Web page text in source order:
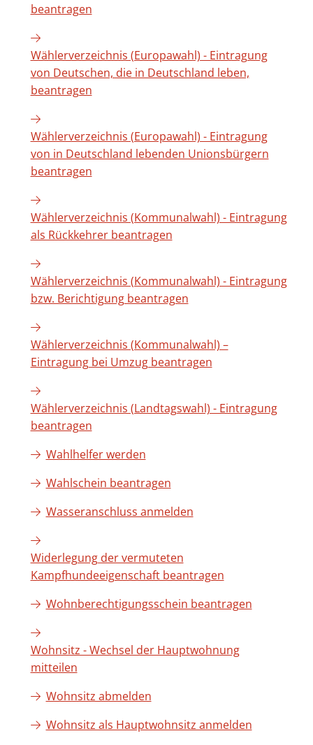
beantragen
Wählerverzeichnis (Europawahl) - Eintragung
von Deutschen, die in Deutschland leben,
beantragen
Wählerverzeichnis (Europawahl) - Eintragung
von in Deutschland lebenden Unionsbürgern
beantragen
Wählerverzeichnis (Kommunalwahl) - Eintragung
als Rückkehrer beantragen
Wählerverzeichnis (Kommunalwahl) - Eintragung
bzw. Berichtigung beantragen
Wählerverzeichnis (Kommunalwahl) –
Eintragung bei Umzug beantragen
Wählerverzeichnis (Landtagswahl) - Eintragung
beantragen
Wahlhelfer werden
Wahlschein beantragen
Wasseranschluss anmelden
Widerlegung der vermuteten
Kampfhundeeigenschaft beantragen
Wohnberechtigungsschein beantragen
Wohnsitz - Wechsel der Hauptwohnung
mitteilen
Wohnsitz abmelden
Wohnsitz als Hauptwohnsitz anmelden